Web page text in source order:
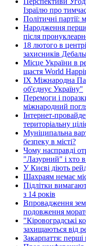
Ізраїлю про
Політичні
Народження
після
18 лютого в
захисників
Місце України в
щастя World
ІХ Міжнародна
об'єднує Україну"
Перемоги і
міжнародний
Інтернет-
територіальну
Муніципальна
безпеку в місті?
Чому насправді
"Лазурний" і хто
У Києві діють
Шахраям немає
Підлітки
з 14 років
Впровадження
подовження
"Кіровоградські
захищаються від
Закарпаття: